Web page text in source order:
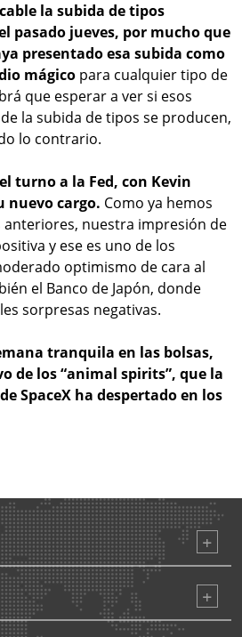
la subida de tipos
pasado jueves, por mucho que
presentado esa subida como
mágico para cualquier tipo de
que esperar a ver si esos
la subida de tipos se producen,
lo contrario.
turno a la Fed, con Kevin
nuevo cargo. Como ya hemos
nuestra impresión de
y ese es uno de los
optimismo de cara al
el Banco de Japón, donde
sorpresas negativas.
tranquila en las bolsas,
de los “animal spirits”, que la
SpaceX ha despertado en los